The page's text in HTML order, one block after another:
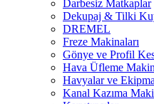
Darbesiz Matkaplar
Dekupaj & Tilki
DREMEL
Freze Makinaları
Gönye ve Profil
Hava Üfleme
Havyalar ve
Kanal Kazıma